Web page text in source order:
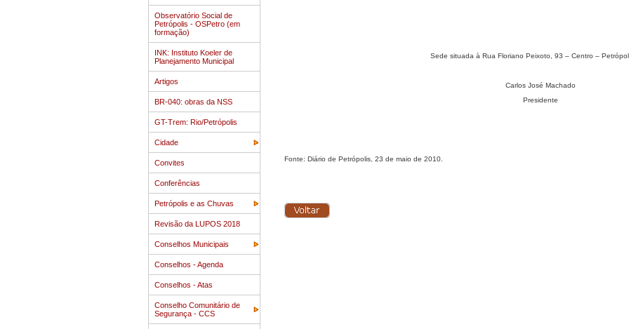
Observatório Social de
Petrópolis - OSPetro (em
formação)
INK: Instituto Koeler de
Planejamento Municipal
Artigos
BR-040: obras da NSS
GT-Trem: Rio/Petrópolis
Cidade
Convites
Conferências
Petrópolis e as Chuvas
Revisão da LUPOS 2018
Conselhos Municipais
Conselhos - Agenda
Conselhos - Atas
Conselho Comunitário de
Segurança - CCS
Sede situada à Rua Floriano Peixoto, 93 – Centro –
Carlos José Machado
Presidente
Fonte: Diário de Petrópolis, 23 de maio de 2010.